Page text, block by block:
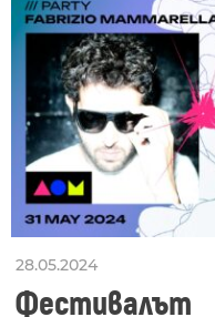
28.05.2024
Фестивалът